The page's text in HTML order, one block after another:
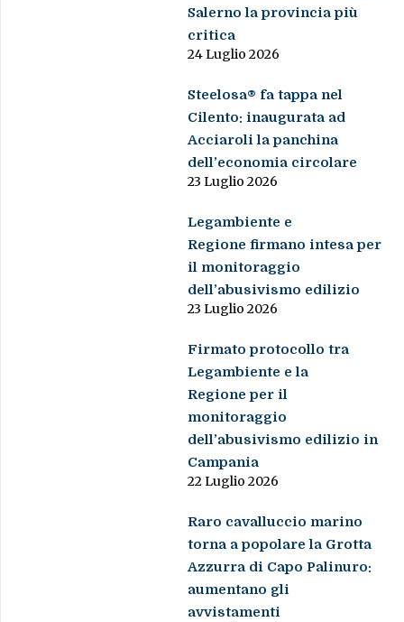
Salerno la provincia più
critica
24 Luglio 2026
Steelosa® fa tappa nel
Cilento: inaugurata ad
Acciaroli la panchina
dell’economia circolare
23 Luglio 2026
Legambiente e
Regione firmano intesa per
il monitoraggio
dell’abusivismo edilizio
23 Luglio 2026
Firmato protocollo tra
Legambiente e la
Regione per il
monitoraggio
dell’abusivismo edilizio in
Campania
22 Luglio 2026
Raro cavalluccio marino
torna a popolare la Grotta
Azzurra di Capo Palinuro:
aumentano gli
avvistamenti